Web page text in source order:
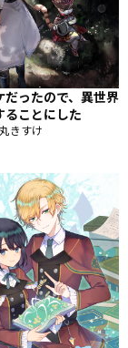
だったので、異世界
ることにした
きすけ